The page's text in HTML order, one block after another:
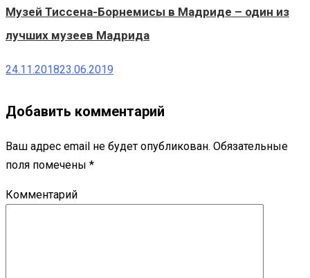
Музей Тиссена-Борнемисы в Мадриде – один из
лучших музеев Мадрида
24.11.201823.06.2019
Добавить комментарий
Ваш адрес email не будет опубликован. Обязательные
поля помечены *
Комментарий